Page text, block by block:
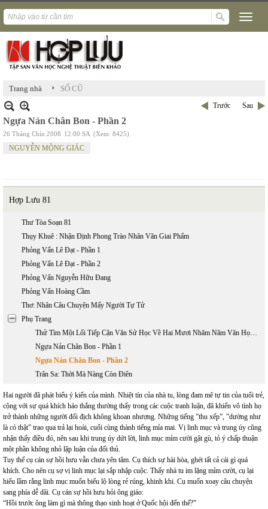
Trang nhà › SỐ CŨ
Trước Sau
Ngựa Nản Chân Bon - Phần 2
26 Tháng Chín 2008 12:00 SA (Xem: 8425)
NGUYỄN MỘNG GIÁC
Hợp Lưu 81
Thư Tòa Soạn 81
Thụy Khuê : Nhận Định Phong Trào Nhân Văn Giai Phẩm
Phỏng Vấn Lê Đạt - Phần 1
Phỏng Vấn Lê Đạt - Phần 2
Phỏng Vấn Nguyễn Hữu Đang
Phỏng Vấn Hoàng Cầm
Thơ: Nhân Câu Chuyện Mấy Người Tự Tử
Phụ Trang
Thử Tìm Một Lối Tiếp Cận Văn Sử Học Về Hai Mươi Nhăm Năm Văn Học Việt Nam Hải Ngoại 1975 - 2000
Ngựa Nản Chân Bon - Phần 1
Ngựa Nản Chân Bon - Phần 2
Trân Sa: Thời Mà Nàng Còn Điên
Hai người đã phát biểu ý kiến của mình. Nhiệt tín của nhà tu, lòng đam mê tự tin của tuổi trẻ,
cộng với sự quá khích háo thắng thường thấy trong các cuộc tranh luận, đã khiến vô tình họ
trở thành những người đối địch không khoan nhượng. Những tiếng ”thu xếp”, ”dường như
là có thật” trao qua trả lại hoài, cuối cùng thành tiếng mỉa mai. Vị linh mục và trung úy cũng
nhận thấy điều đó, nên sau khi trung úy dứt lời, linh mục mỉm cười gật gù, tỏ ý chấp thuận
một phần không nhỏ lập luận của đối thủ.
Tuy thế cụ cán sự hồi hưu vẫn chưa yên tâm. Cụ thích sự hài hòa, ghét tất cả cái gì quá
khích. Cho nên cụ sợ vị linh mục lại sắp nhập cuộc. Thấy nhà tu im lặng mỉm cười, cụ lại
hiểu lầm rằng linh mục muốn biểu lộ lòng rẻ rúng, khinh khi. Cụ muốn xoay câu chuyện
sang phía dễ dãi. Cụ cán sự hồi hưu hỏi ông giáo:
“Hồi trước ông làm gì mà thông thạo sinh hoạt ở Quốc hội đến thế?”